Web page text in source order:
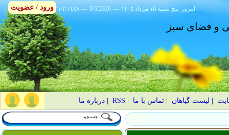
٢١/٢/١٤٤٨ --- 8/6/2026 --- ۱۴۰۵ پنج شنبه ۱۵ مرداد امروز
و فضای سبز
لیست گیاهان |تماس با ما RSS
|درباره ما
ورود / عضویت